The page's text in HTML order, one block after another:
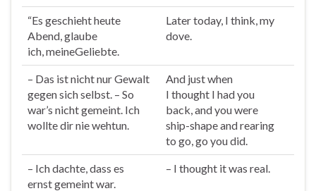
“Es geschieht heute
Abend, glaube
ich,meineGeliebte.
Later today, I think, my
dove.
– Das ist nicht nur Gewalt
gegen sich selbst. – So
war’s nichtgemeint. Ich
wollte dir nie wehtun.
And just when
I thought I had you
back, and you were
ship-shape and rearing
to go, go you did.
– Ich dachte, dass es
ernstgemeintwar.
– I thought it was real.